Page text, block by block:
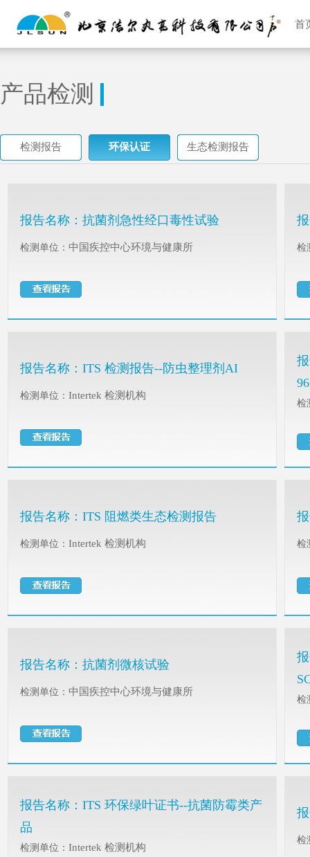
首
产品检测
检测报告 环保认证 生态检测报告
报告名称： 抗菌剂急性经口毒性试验
检测单位： 中国疾控中心环境与健康所 检
报告名称： ITS 检测报告--防虫整理剂AI
检测单位： Intertek 检测机构
检
报告名称： ITS 阻燃类生态检测报告
检测单位： Intertek 检测机构 检
报告名称： 抗菌剂微核试验
检测单位： 中国疾控中心环境与健康所
检
报告名称： ITS 环保绿叶证书--抗菌防霉类产
品
检测单位： Intertek 检测机构
检